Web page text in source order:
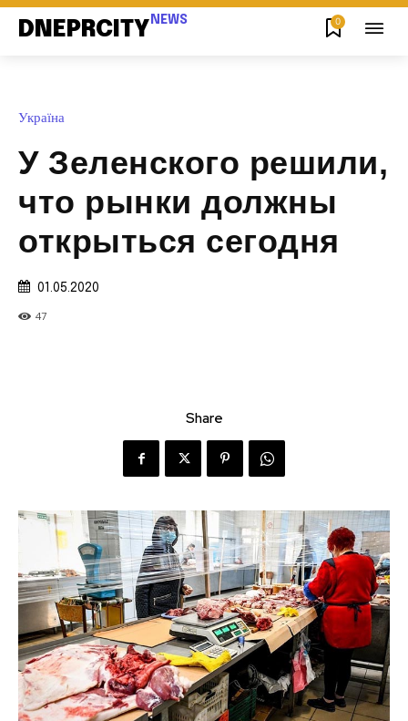
DNEPRCITY NEWS 0
Україна
У Зеленского решили,
что рынки должны
открыться сегодня
01.05.2020
47
Share